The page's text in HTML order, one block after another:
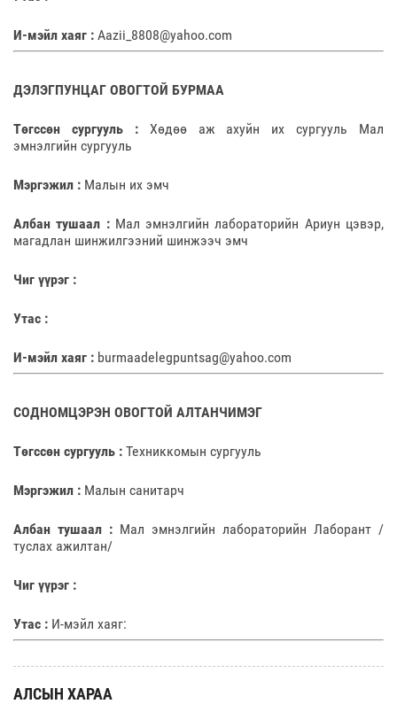
И-мэйл хаяг : Aazii_8808@yahoo.com
ДЭЛЭГПУНЦАГ ОВОГТОЙ БУРМАА
Төгссөн сургууль :Хөдөө аж ахуйн их сургууль Мал
эмнэлгийн сургууль
Мэргэжил : Малын их эмч
Албан тушаал :Мал эмнэлгийн лабораторийн Ариун цэвэр,
магадлан шинжилгээний шинжээч эмч
Чиг үүрэг :
Утас :
И-мэйл хаяг : burmaadelegpuntsag@yahoo.com
СОДНОМЦЭРЭН ОВОГТОЙ АЛТАНЧИМЭГ
Төгссөн сургууль : Техниккомын сургууль
Мэргэжил : Малын санитарч
Албан тушаал : Мал эмнэлгийн лабораторийн Лаборант /
туслах ажилтан/
Чиг үүрэг :
Утас : И-мэйл хаяг:
АЛСЫН ХАРАА